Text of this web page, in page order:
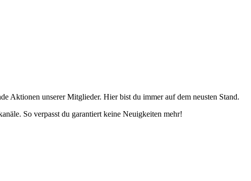
Aktionen unserer Mitglieder. Hier bist du immer auf dem neusten Stand.
So verpasst du garantiert keine Neuigkeiten mehr!